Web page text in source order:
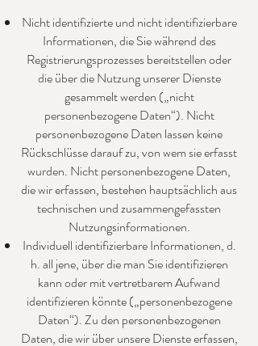
Nicht identifizierte und nicht identifizierbare
Informationen, die Sie während des
Registrierungsprozesses bereitstellen oder
die über die Nutzung unserer Dienste
gesammelt werden („nicht
personenbezogene Daten“). Nicht
personenbezogene Daten lassen keine
Rückschlüsse darauf zu, von wem sie erfasst
wurden. Nicht personenbezogene Daten,
die wir erfassen, bestehen hauptsächlich aus
technischen und zusammengefassten
Nutzungsinformationen.
Individuell identifizierbare Informationen, d.
h. all jene, über die man Sie identifizieren
kann oder mit vertretbarem Aufwand
identifizieren könnte („personenbezogene
Daten“). Zu den personenbezogenen
Daten, die wir über unsere Dienste erfassen,